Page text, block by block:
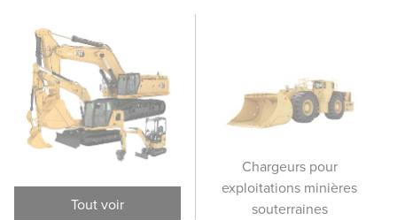
Tout voir
Tombereaux
d'exploitation minière
souterraine
Chargeurs pour
exploitations minières
souterraines